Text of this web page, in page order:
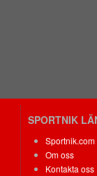
SPORTNIK
Sportnik.com
Om oss
Kontakta oss